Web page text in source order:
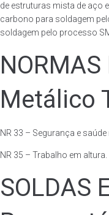
de estruturas mista de aço
carbono para soldagem
soldagem pelo processo
NORMAS
Metálico
NR 33 – Segurança e
NR 35 – Trabalho em altura.
SOLDAS